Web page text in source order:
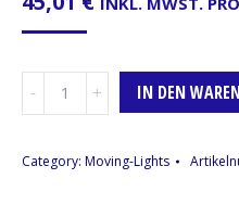
8
IN DEN
Category: Moving-Lights